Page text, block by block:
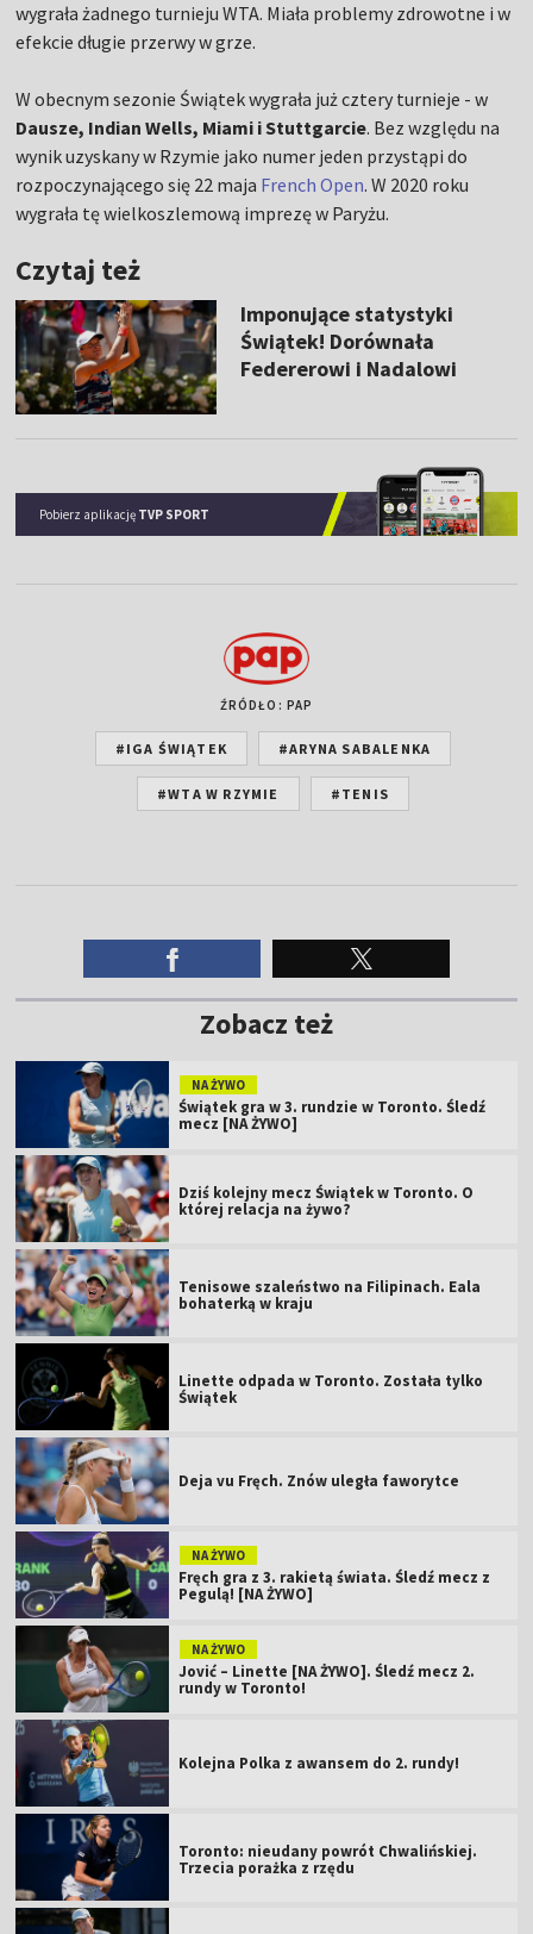
wygrała żadnego turnieju WTA. Miała problemy zdrowotne i w
efekcie długie przerwy w grze.
W obecnym sezonie Świątek wygrała już cztery turnieje - w
Dausze, Indian Wells, Miami i Stuttgarcie. Bez względu na
wynik uzyskany w Rzymie jako numer jeden przystąpi do
rozpoczynającego się 22 maja French Open. W 2020 roku
wygrała tę wielkoszlemową imprezę w Paryżu.
Czytaj też
Imponujące statystyki
Świątek! Dorównała
Federerowi i Nadalowi
Pobierz aplikację TVP SPORT
ŹRÓDŁO: PAP
#IGA ŚWIĄTEK #ARYNA SABALENKA
#WTA W RZYMIE #TENIS
Zobacz też
NA ŻYWO
Świątek gra w 3. rundzie w Toronto. Śledź
mecz [NA ŻYWO]
Dziś kolejny mecz Świątek w Toronto. O
której relacja na żywo?
Tenisowe szaleństwo na Filipinach. Eala
bohaterką w kraju
Linette odpada w Toronto. Została tylko
Świątek
Deja vu Fręch. Znów uległa faworytce
NA ŻYWO
Fręch gra z 3. rakietą świata. Śledź mecz z
Pegulą! [NA ŻYWO]
NA ŻYWO
Jović – Linette [NA ŻYWO]. Śledź mecz 2.
rundy w Toronto!
Kolejna Polka z awansem do 2. rundy!
Toronto: nieudany powrót Chwalińskiej.
Trzecia porażka z rzędu